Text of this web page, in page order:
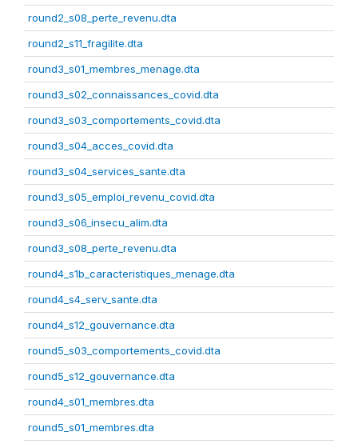
round2_s08_perte_revenu.dta
round2_s11_fragilite.dta
round3_s01_membres_menage.dta
round3_s02_connaissances_covid.dta
round3_s03_comportements_covid.dta
round3_s04_acces_covid.dta
round3_s04_services_sante.dta
round3_s05_emploi_revenu_covid.dta
round3_s06_insecu_alim.dta
round3_s08_perte_revenu.dta
round4_s1b_caracteristiques_menage.dta
round4_s4_serv_sante.dta
round4_s12_gouvernance.dta
round5_s03_comportements_covid.dta
round5_s12_gouvernance.dta
round4_s01_membres.dta
round5_s01_membres.dta